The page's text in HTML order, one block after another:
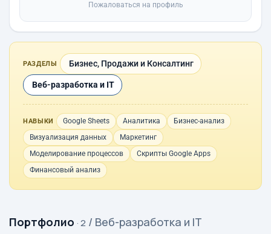
Пожаловаться на профиль
РАЗДЕЛЫ Бизнес, Продажи и Консалтинг
Веб-разработка и IT
НАВЫКИ Google Sheets Аналитика
Бизнес-анализ
Визуализация данных
Маркетинг
Моделирование процессов
Скрипты Google Apps
Финансовый анализ
Портфолио · 2 / Веб-разработка и IT